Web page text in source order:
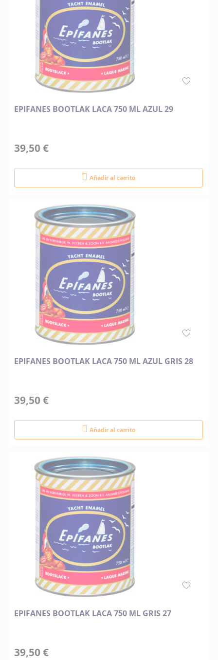
EPIFANES BOOTLAK LACA 750 ML AZUL 29
39,50 €
Añadir al carrito
EPIFANES BOOTLAK LACA 750 ML AZUL GRIS 28
39,50 €
Añadir al carrito
EPIFANES BOOTLAK LACA 750 ML GRIS 27
39,50 €